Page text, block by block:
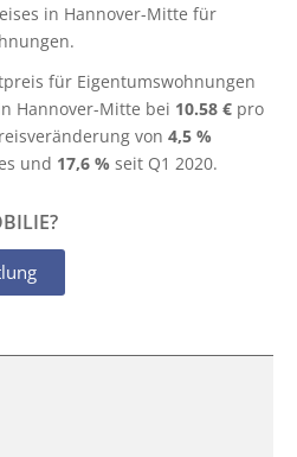
in Hannover-Mitte für
für Eigentumswohnungen
Hannover-Mitte bei 10.58 € pro
von 4,5 %
und 17,6 % seit Q1 2020.